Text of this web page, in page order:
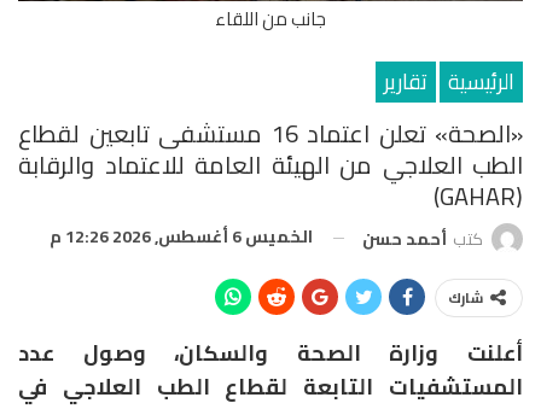
جانب من اللقاء
الرئيسية تقارير
«الصحة» تعلن اعتماد 16 مستشفى تابعين لقطاع
الطب العلاجي من الهيئة العامة للاعتماد والرقابة
(GAHAR)
كتب أحمد حسن الخميس 6 أغسطس, 2026 12:26 م
شارك
أعلنت وزارة الصحة والسكان، وصول عدد
المستشفيات التابعة لقطاع الطب العلاجي في